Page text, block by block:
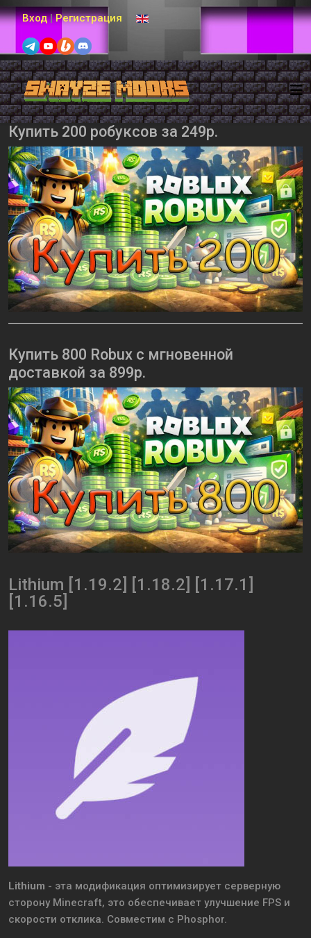
Вход | Регистрация Выберите язык
Купить 200 робуксов за 249р.
Купить 800 Robux с мгновенной
доставкой за 899р.
Lithium [1.19.2] [1.18.2] [1.17.1]
[1.16.5]
Lithium - эта модификация оптимизирует серверную
сторону Minecraft, это обеспечивает улучшение FPS и
скорости отклика. Совместим с Phosphor.